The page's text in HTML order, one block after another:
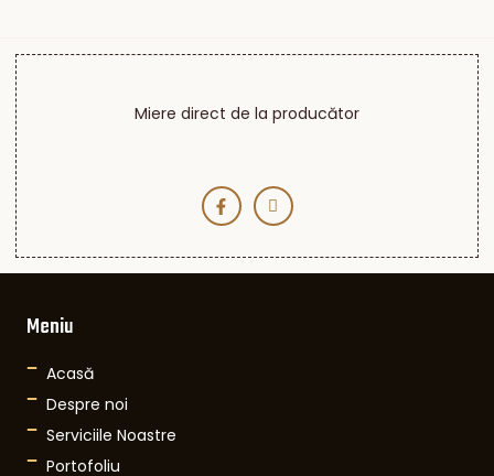
Miere direct de la producător
Meniu
Acasă
Despre noi
Serviciile Noastre
Portofoliu